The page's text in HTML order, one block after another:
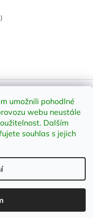
umožnili pohodlné
webu neustále
. Dalším
souhlas s jejich
práva vyhrazena.